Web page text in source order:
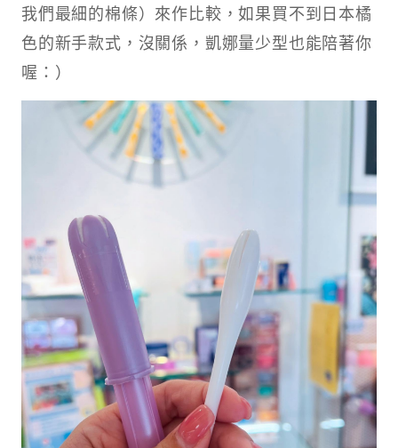
我們最細的棉條）來作比較，如果買不到日本橘
色的新手款式，沒關係，凱娜量少型也能陪著你
喔：）